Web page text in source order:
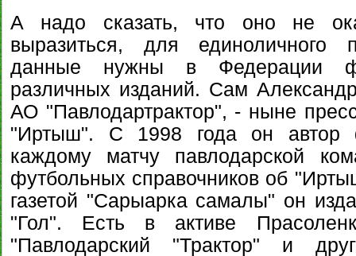
А надо сказать, что оно не
выразиться, для единоличного
данные нужны в Федерации
различных изданий. Сам
АО "Павлодартрактор", - ныне
"Иртыш". С 1998 года он автор
каждому матчу павлодарской
футбольных справочников об
газетой "Сарыарка самалы" он
"Гол". Есть в активе
"Павлодарский "Трактор" и